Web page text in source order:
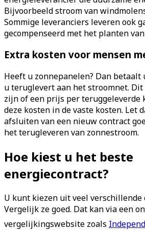
Bijvoorbeeld stroom van
Sommige leveranciers leveren ook
gecompenseerd met het planten
Extra kosten voor mensen
Heeft u zonnepanelen? Dan betaalt
u teruglevert aan het stroomnet. Dit
zijn of een prijs per teruggeleverde
deze kosten in de vaste kosten. Let
afsluiten van een nieuw contract
het terugleveren van zonnestroom.
Hoe kiest u het beste
energiecontract?
U kunt kiezen uit veel verschillende
Vergelijk ze goed. Dat kan via een
vergelijkingswebsite zoals